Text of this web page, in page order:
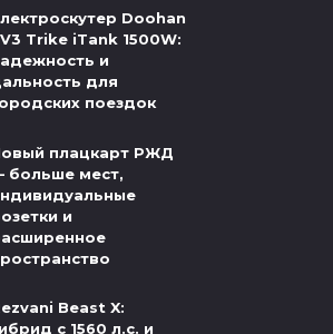
Doohan
Trike iTank 1500W:
и
для
поездок
плацкарт РЖД
больше мест,
и
Beast X:
с 1560 л.с. и